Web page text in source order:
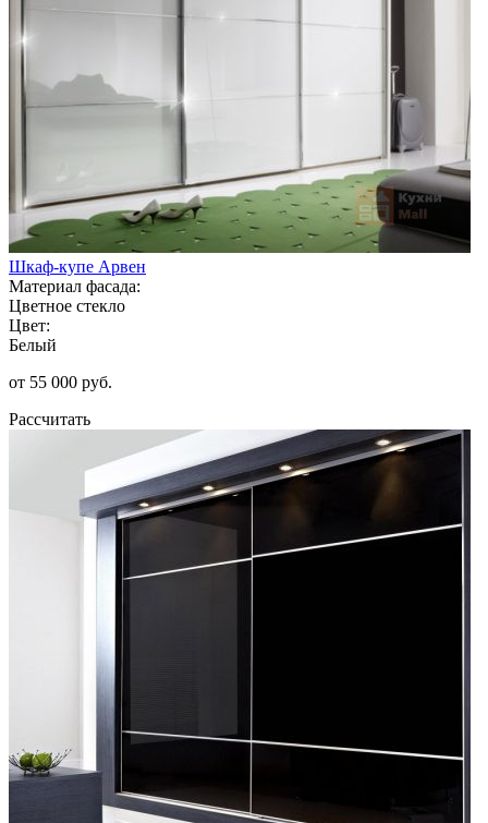
Шкаф-купе Арвен
Материал фасада:
Цветное стекло
Цвет:
Белый
от 55 000 руб.
Рассчитать